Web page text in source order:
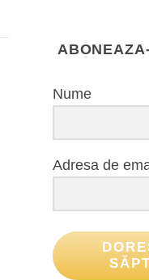
Nume
Adresa de